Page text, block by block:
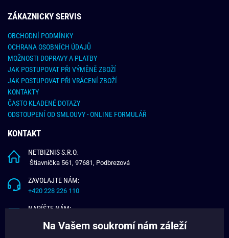
ZÁKAZNICKY SERVIS
OBCHODNÍ PODMÍNKY
OCHRANA OSOBNÍCH ÚDAJŮ
MOŽNOSTI DOPRAVY A PLATBY
JAK POSTUPOVAT PŘI VÝMĚNĚ ZBOŽÍ
JAK POSTUPOVAT PŘI VRÁCENÍ ZBOŽÍ
KONTAKTY
ČASTO KLADENÉ DOTAZY
ODSTOUPENÍ OD SMLOUVY - ONLINE FORMULÁŘ
KONTAKT
NETBIZNIS S.R.O.
Štiavnička 561, 97681, Podbrezová
ZAVOLAJTE NÁM:
+420 228 226 110
NAPÍŠTE NÁM:
Na Vašem soukromí nám záleží